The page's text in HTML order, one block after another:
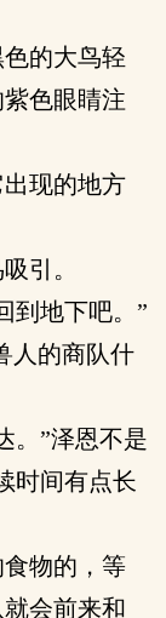
的大鸟轻
色眼睛注
现的地方
引。
到地下吧。”
人的商队什
。”泽恩不是
时间有点长
物的，等
会前来和